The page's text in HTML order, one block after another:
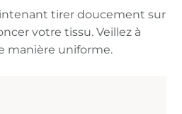
tirer doucement sur
votre tissu. Veillez à
manière uniforme.